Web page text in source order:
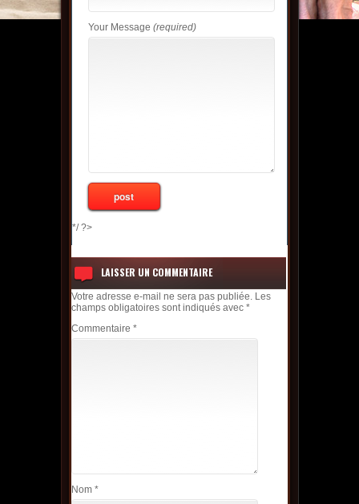
Your Message (required)
*/ ?>
LAISSER UN COMMENTAIRE
Votre adresse e-mail ne sera pas publiée. Les
champs obligatoires sont indiqués avec *
Commentaire *
Nom *